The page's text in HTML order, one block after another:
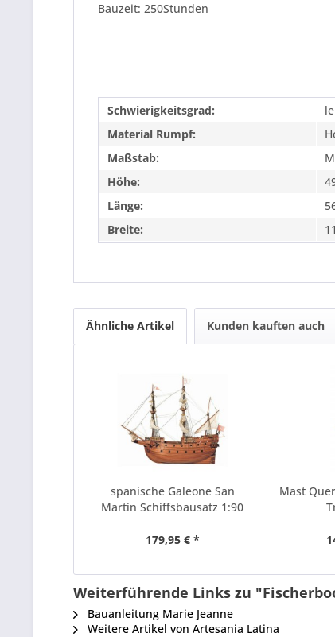
Bauzeit: 250Stunden
Schwierigkeitsgrad:
Material Rumpf:
Maßstab:
Höhe:
Länge:
Breite:
Ähnliche Artikel Kunden kauften auch
spanische Galeone San
Martin Schiffsbausatz 1:90
179,95 € *
Mast
Weiterführende Links zu
Bauanleitung Marie Jeanne
Weitere Artikel von Artesania Latina